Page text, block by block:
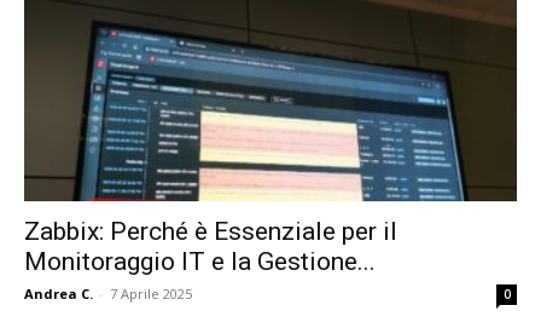
Zabbix: Perché è Essenziale per il
Monitoraggio IT e la Gestione...
Andrea C. - 7 Aprile 2025 0